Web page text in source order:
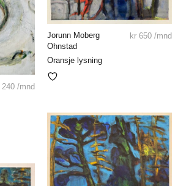
240 /mnd
Jorunn Moberg
Ohnstad
Oransje lysning
kr 650 /mnd